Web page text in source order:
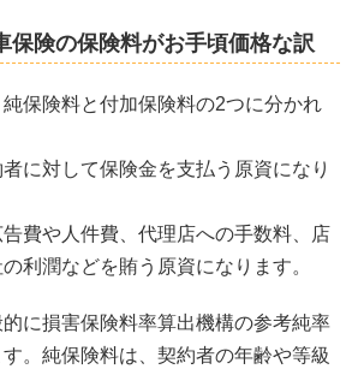
保険の保険料がお手頃価格な訳
保険料と付加保険料の2つに分かれ
に対して保険金を支払う原資になり
費や人件費、代理店への手数料、店
利潤などを賄う原資になります。
に損害保険料率算出機構の参考純率
。純保険料は、契約者の年齢や等級